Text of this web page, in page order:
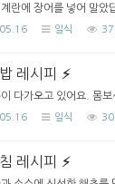
란에 장어를 넣어 말았
일식
레시피
다가오고 있어요. 몸
일식
레시피